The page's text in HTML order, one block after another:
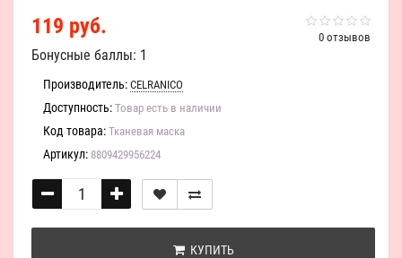
0 отзывов
119 руб.
Бонусные баллы: 1
Производитель: CELRANICO
Доступность: Товар есть в наличии
Код товара: Тканевая маска
Артикул: 8809429956224
КУПИТЬ